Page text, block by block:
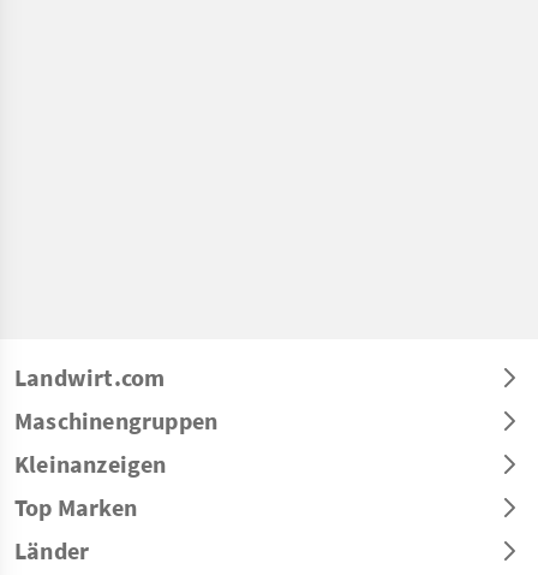
Landwirt.com
Maschinengruppen
Kleinanzeigen
Top Marken
Länder